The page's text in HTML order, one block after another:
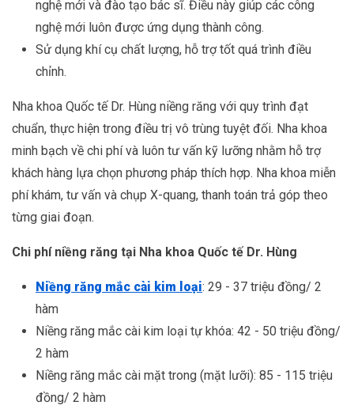
nghệ mới và đào tạo bác sĩ. Điều này giúp các công
nghệ mới luôn được ứng dụng thành công.
Sử dụng khí cụ chất lượng, hỗ trợ tốt quá trình điều
chỉnh.
Nha khoa Quốc tế Dr. Hùng niềng răng với quy trình đạt
chuẩn, thực hiện trong điều trị vô trùng tuyệt đối. Nha khoa
minh bạch về chi phí và luôn tư vấn kỹ lưỡng nhằm hỗ trợ
khách hàng lựa chọn phương pháp thích hợp. Nha khoa miễn
phí khám, tư vấn và chụp X-quang, thanh toán trả góp theo
từng giai đoạn.
Chi phí niềng răng tại Nha khoa Quốc tế Dr. Hùng
Niềng răng mắc cài kim loại: 29 - 37 triệu đồng/ 2
hàm
Niềng răng mắc cài kim loại tự khóa: 42 - 50 triệu đồng/
2 hàm
Niềng răng mắc cài mặt trong (mặt lưỡi): 85 - 115 triệu
đồng/ 2 hàm